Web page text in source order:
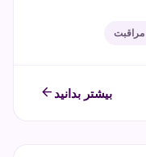
بیشتر بدانید arrow_back